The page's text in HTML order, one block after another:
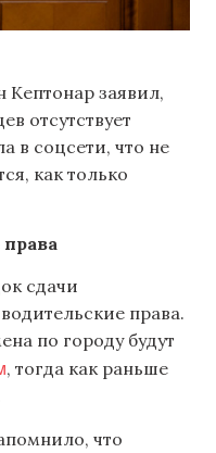
Кептонар заявил,
отсутствует
в соцсети, что не
как только
сдачи
права.
по городу будут
, тогда как раньше
что